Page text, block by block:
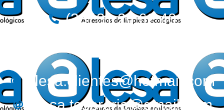
(33) 31 24 62 40
alesa.clientes@hotmail.com
alesa.tesoreria@gmail.com